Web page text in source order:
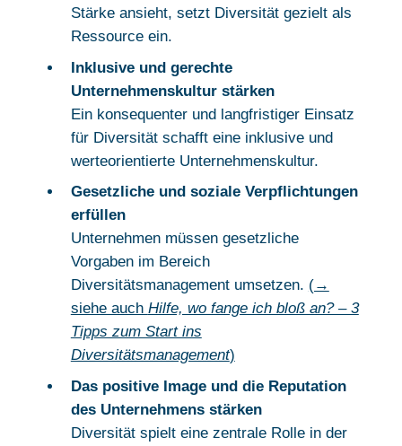
Stärke ansieht, setzt Diversität gezielt als
Ressource ein.
Inklusive und gerechte
Unternehmenskultur stärken
Ein konsequenter und langfristiger Einsatz
für Diversität schafft eine inklusive und
werteorientierte Unternehmenskultur.
Gesetzliche und soziale Verpflichtungen
erfüllen
Unternehmen müssen gesetzliche
Vorgaben im Bereich
Diversitätsmanagement umsetzen. (→
siehe auch Hilfe, wo fange ich bloß an? – 3
Tipps zum Start ins
Diversitätsmanagement)
Das positive Image und die Reputation
des Unternehmens stärken
Diversität spielt eine zentrale Rolle in der